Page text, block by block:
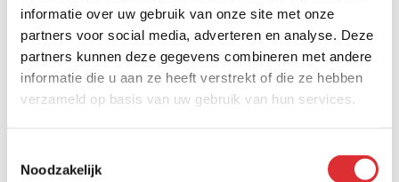
informatie over uw gebruik van onze site met onze
partners voor social media, adverteren en analyse. Deze
partners kunnen deze gegevens combineren met andere
informatie die u aan ze heeft verstrekt of die ze hebben
verzameld op basis van uw gebruik van hun services.
Noodzakelijk
leeromgeving werkt. Bovendien kun je theorie en
kennis goed combineren waardoor je na je opleiding
goede kansen hebt op een leuke baan.